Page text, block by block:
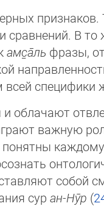
сравнений. В то
амс̱а̄ль фразы,
всей специфики
облачают
важную
собой
сур ан-Нӯр (